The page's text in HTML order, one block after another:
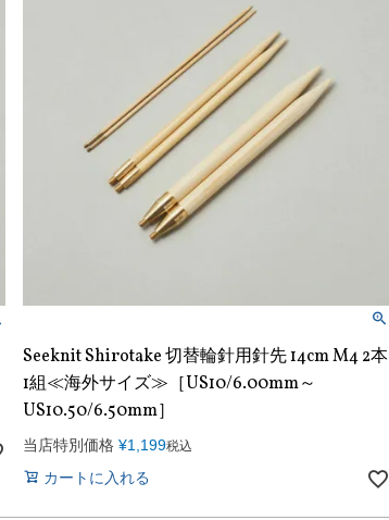
Seeknit Shirotake 切替輪針用針先 14cm M4 2本
1組≪海外サイズ≫［US10/6.00mm～
US10.50/6.50mm］
当店特別価格 ¥1,199税込
カートに入れる